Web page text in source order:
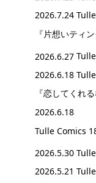
2026.7.24
『片想いティ
2026.6.27
2026.6.18
『恋してくれ
2026.6.18
Tulle Comics
2026.5.30
2026.5.21